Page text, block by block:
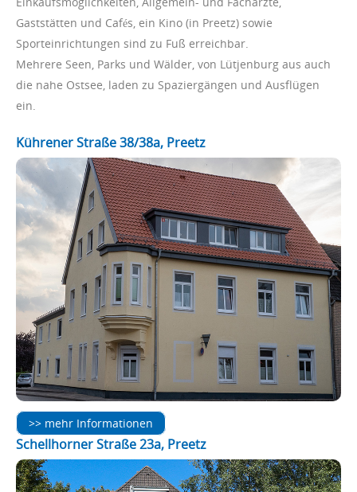
Gaststätten und Cafés, ein Kino (in Preetz) sowie
Sporteinrichtungen sind zu Fuß erreichbar.
Mehrere Seen, Parks und Wälder, von Lütjenburg aus auch
die nahe Ostsee, laden zu Spaziergängen und Ausflügen
ein.
Kührener Straße 38/38a, Preetz
>> mehr Informationen
Schellhorner Straße 23a, Preetz